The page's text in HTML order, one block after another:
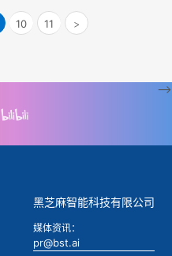
10 11 >
-->
黑芝麻智能科技有限公司
媒体资讯：
pr@bst.ai